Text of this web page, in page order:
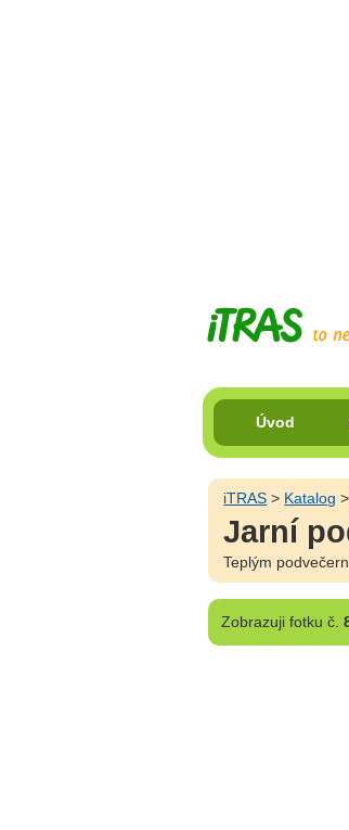
Úvod
iTRAS > Katalog >
Jarní
Teplým
Zobrazujifotku č.